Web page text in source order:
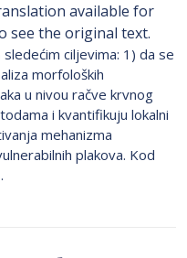
available for
see the original text.
ciljevima: 1) da se
morfoloških
u nivou račve krvnog
i kvantifikuju lokalni
mehanizma
plakova. Kod